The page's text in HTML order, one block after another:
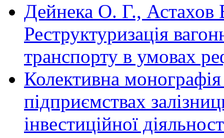
Дейнека О. Г.,
Реструктуризація
транспорту в умовах
Колективна
підприємствах
інвестиційної